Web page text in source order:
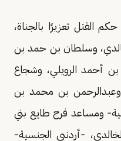
القتل تعزيرًا بالجناة،
وسلطان بن حمد بن
أحمد الرويلي، وشجاع
بن محمد بن
ومساعد فرج طايع بني
-أردنيي الجنسية-